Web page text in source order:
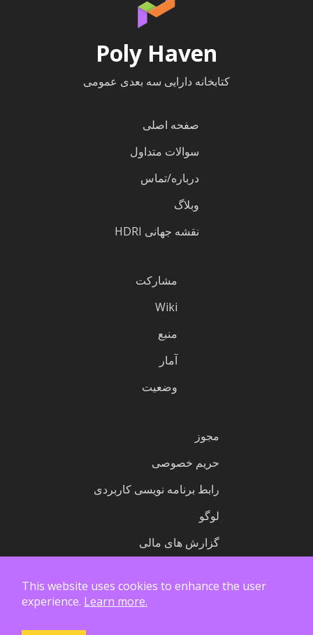
Poly Haven
کتابخانه دارایی سه بعدی عمومی
صفحه اصلی
سوالات متداول
درباره/تماس
وبلاگ
نقشه جهانی HDRI
مشارکت
Wiki
منبع
آمار
وضعیت
مجوز
حریم خصوصی
رابط برنامه نویسی کاربردی
لوگو
گزارش های مالی
This website uses cookies to enhance the user
experience. Learn more.